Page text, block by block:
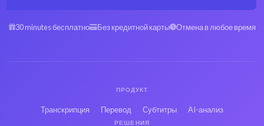
30 minutes бесплатно Без кредитной карты Отмена в любое время
ПРОДУКТ
Транскрипция Перевод Субтитры AI-анализ
РЕШЕНИЯ